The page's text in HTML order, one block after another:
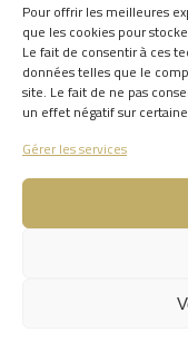
Pour offrir les meilleures
que les cookies pour
Le fait de consentir à ces
données telles que le
site. Le fait de ne pas
un effet négatif sur
Gérer les services
Read the answer
PEUT-ON
Read the answer
FIND THE
QUESTIONS BY